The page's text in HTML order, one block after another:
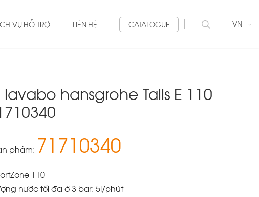
VỤ HỖ TRỢ LIÊN HỆ CATALOGUE VN
lavabo hansgrohe Talis E 110
phẩm: 71710340
110
nước tối đa ở 3 bar: 5l/phút